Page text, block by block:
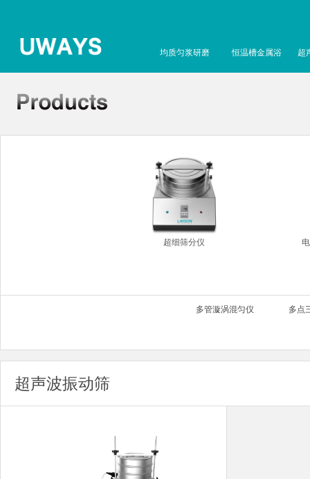
均质匀浆研磨 恒温槽金属浴 超
超细筛分仪
多管漩涡混匀仪 多点
超声波振动筛